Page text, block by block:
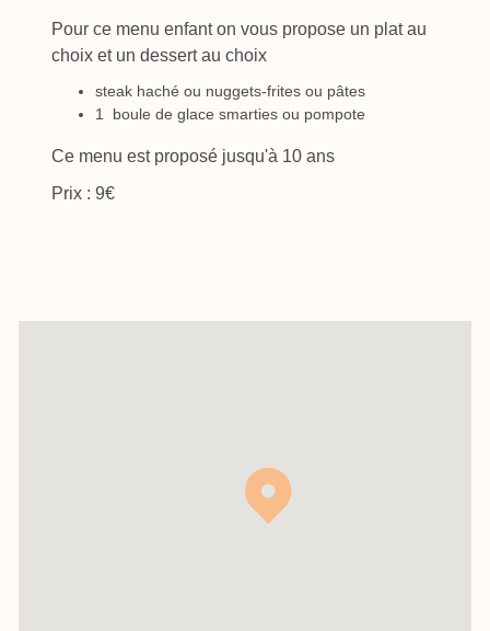
Pour ce menu enfant on vous propose un plat au
choix et un dessert au choix
steak haché ou nuggets-frites ou pâtes
1 boule de glace smarties ou pompote
Ce menu est proposé jusqu'à 10 ans
Prix : 9€